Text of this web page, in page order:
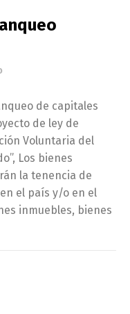
de capitales
de ley de
Voluntaria del
Los bienes
la tenencia de
el país y/o en el
inmuebles, bienes